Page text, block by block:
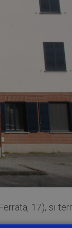
17), si